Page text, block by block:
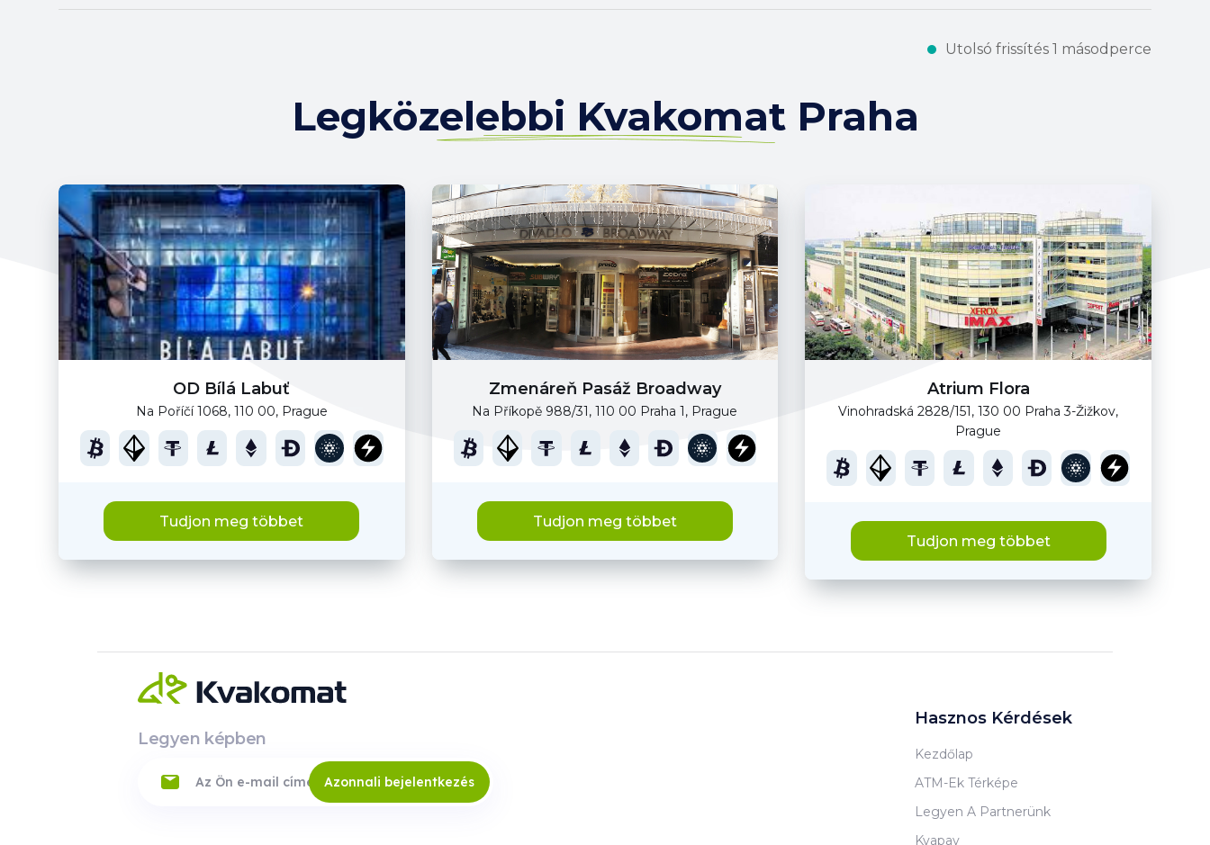
Utolsó frissítés 1 másodperce
Legközelebbi Kvakomat Praha
OD Bílá Labuť
Na Poříčí 1068, 110 00, Prague
Tudjon meg többet
Zmenáreň Pasáž Broadway
Na Příkopě 988/31, 110 00 Praha 1, Prague
Tudjon meg többet
Atrium Flora
Vinohradská 2828/151, 130 00 Praha 3-Žižkov,
Prague
Tudjon meg többet
Legyen képben
Azonnali bejelentkezés
Hasznos Kérdések
Kezdőlap
ATM-Ek Térképe
Legyen A Partnerünk
Kvapay